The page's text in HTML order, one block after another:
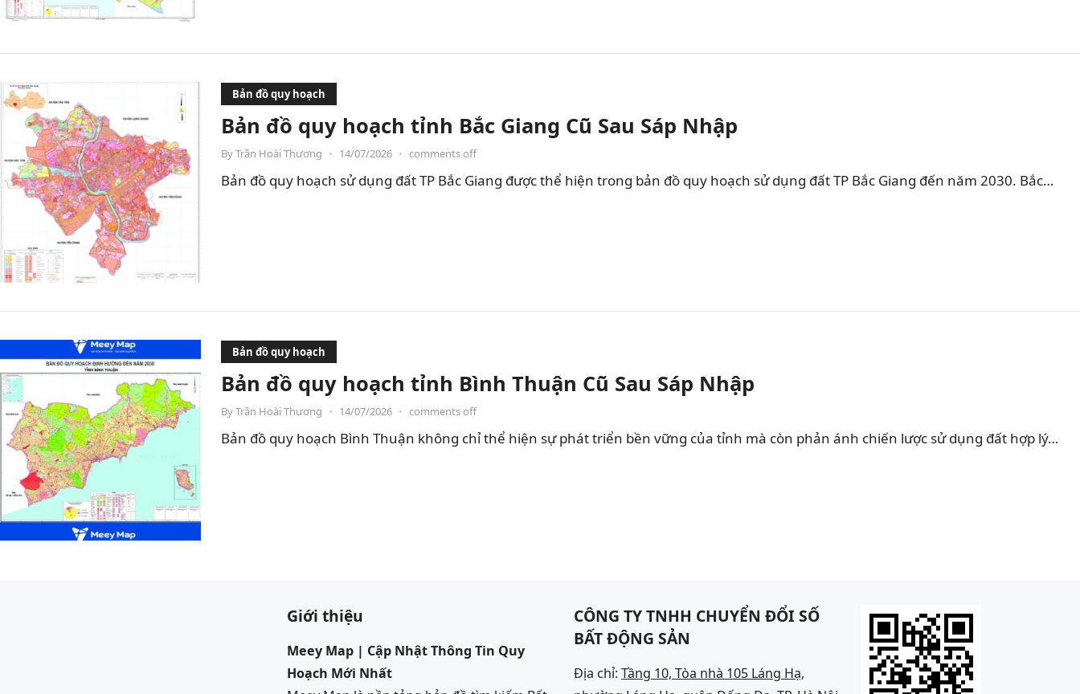
Bản đồ quy hoạch
Bản đồ quy hoạch tỉnh Bắc Giang Cũ Sau Sáp Nhập
ByTrần Hoài Thương • 14/07/2026 • comments off
Bản đồ quy hoạch sử dụng đất TP Bắc Giang được thể hiện trong bản đồ quy hoạch sử dụng đất TP Bắc Giang đến năm 2030. Bắc…
Bản đồ quy hoạch
Bản đồ quy hoạch tỉnh Bình Thuận Cũ Sau Sáp Nhập
ByTrần Hoài Thương • 14/07/2026 • comments off
Bản đồ quy hoạch Bình Thuận không chỉ thể hiện sự phát triển bền vững của tỉnh mà còn phản ánh chiến lược sử dụng đất hợp lý…
Giới thiệu
Meey Map | Cập Nhật Thông Tin Quy
Hoạch Mới Nhất
CÔNG TY TNHH CHUYỂN ĐỔI SỐ
BẤT ĐỘNG SẢN
Địa chỉ: Tầng 10, Tòa nhà 105 Láng Hạ,